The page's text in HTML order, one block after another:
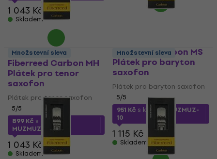
1 043 Kč
Skladem
Fiberreed Carbon MH
Plátek pro tenor
saxofon
Plátek pro tenor saxofon
5/5
899 Kč s kódem
MUZMUZ-10
1 043 Kč
Skladem
Fiberreed Carbon MS
Plátek pro baryton
saxofon
Plátek pro baryton saxofon
5/5
951 Kč s kódem MUZMUZ-
10
1 115 Kč
Skladem
Množstevní sleva Množstevní sleva